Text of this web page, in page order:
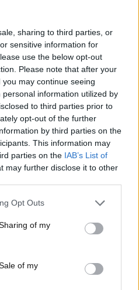
sharing to third parties, or
sensitive information for
use the below opt-out
Please note that after your
may continue seeing
information utilized by
to third parties prior to
opt-out of the further
by third parties on the
This information may
parties on the IAB’s List of
may further disclose it to other
Opt Outs
of my
of my
usare un mezzo come
bella somma, sempre se
vale oro!
in appena 507
sul telaio della BMW Serie
è una sportiva con
da chi negli anni
Questo bolide,